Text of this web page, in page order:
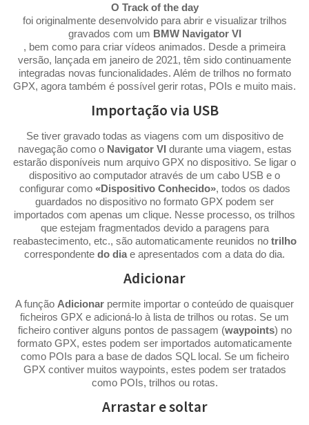
O Track of the day
foi originalmente desenvolvido para abrir e visualizar trilhos
gravados com um BMW Navigator VI
, bem como para criar vídeos animados. Desde a primeira
versão, lançada em janeiro de 2021, têm sido continuamente
integradas novas funcionalidades. Além de trilhos no formato
GPX, agora também é possível gerir rotas, POIs e muito mais.
Importação via USB
Se tiver gravado todas as viagens com um dispositivo de
navegação como o Navigator VIdurante uma viagem, estas
estarão disponíveis num arquivo GPX no dispositivo. Se ligar o
dispositivo ao computador através de um cabo USB e o
configurar como «Dispositivo Conhecido», todos os dados
guardados no dispositivo no formato GPX podem ser
importados com apenas um clique. Nesse processo, os trilhos
que estejam fragmentados devido a paragens para
reabastecimento, etc., são automaticamente reunidos no trilho
correspondente do dia e apresentados com a data do dia.
Adicionar
A função Adicionar permite importar o conteúdo de quaisquer
ficheiros GPX e adicioná-lo à lista de trilhos ou rotas. Se um
ficheiro contiver alguns pontos de passagem (waypoints) no
formato GPX, estes podem ser importados automaticamente
como POIs para a base de dados SQL local. Se um ficheiro
GPX contiver muitos waypoints, estes podem ser tratados
como POIs, trilhos ou rotas.
Arrastar e soltar